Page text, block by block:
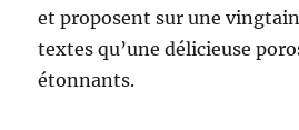
et proposent sur une
textes qu’une délicieuse
étonnants.